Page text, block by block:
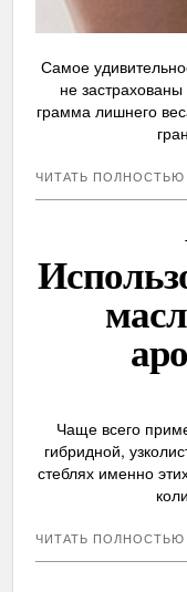
Самое
не
грамма лишнего
ЧИТАТЬ ПОЛНОСТЬЮ
Чаще всего
гибридной,
стеблях именно
ЧИТАТЬ ПОЛНОСТЬЮ